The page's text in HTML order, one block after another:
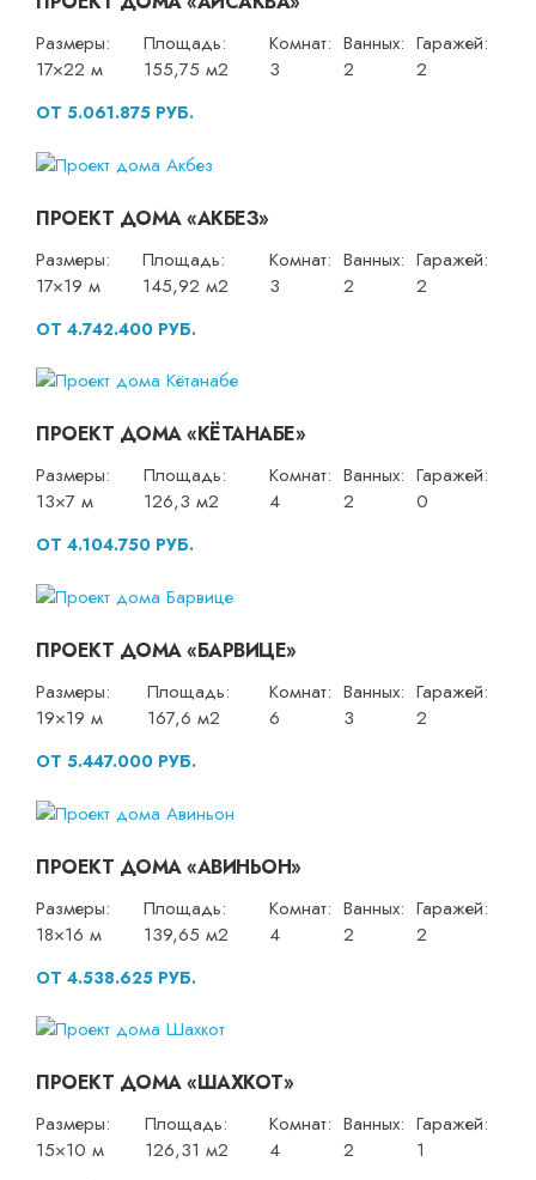
Размеры:
17×22 м
Площадь:
155,75 м2
Комнат:
3
Ванных:
2
Гаражей:
2
ОТ 5.061.875 РУБ.
ПРОЕКТ ДОМА «АКБЕЗ»
Размеры:
17×19 м
Площадь:
145,92 м2
Комнат:
3
Ванных:
2
Гаражей:
2
ОТ 4.742.400 РУБ.
ПРОЕКТ ДОМА «КЁТАНАБЕ»
Размеры:
13×7 м
Площадь:
126,3 м2
Комнат:
4
Ванных:
2
Гаражей:
0
ОТ 4.104.750 РУБ.
ПРОЕКТ ДОМА «БАРВИЦЕ»
Размеры:
19×19 м
Площадь:
167,6 м2
Комнат:
6
Ванных:
3
Гаражей:
2
ОТ 5.447.000 РУБ.
ПРОЕКТ ДОМА «АВИНЬОН»
Размеры:
18×16 м
Площадь:
139,65 м2
Комнат:
4
Ванных:
2
Гаражей:
2
ОТ 4.538.625 РУБ.
ПРОЕКТ ДОМА «ШАХКОТ»
Размеры:
15×10 м
Площадь:
126,31 м2
Комнат:
4
Ванных:
2
Гаражей:
1